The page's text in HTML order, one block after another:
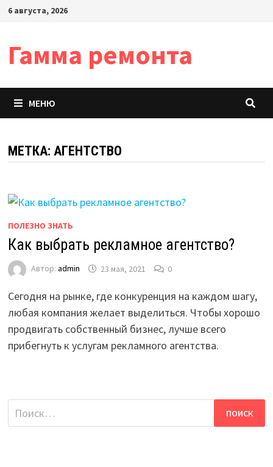
Перейти
6 августа, 2026
Гамма ремонта
МЕНЮ
МЕТКА: АГЕНТСТВО
ПОЛЕЗНО ЗНАТЬ
Как выбрать рекламное агентство?
Автор: admin 23 мая, 2021 0
Сегодня на рынке, где конкуренция на каждом шагу,
любая компания желает выделиться. Чтобы хорошо
продвигать собственный бизнес, лучше всего
прибегнуть к услугам рекламного агентства.
Найти: